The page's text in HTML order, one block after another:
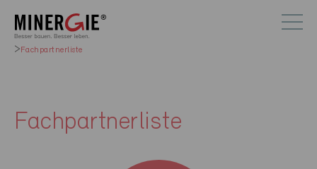
Fachpartnerliste
Fachpartnerliste